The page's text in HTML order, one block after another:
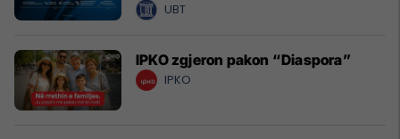
UBT
IPKO zgjeron pakon “Diaspora”
IPKO